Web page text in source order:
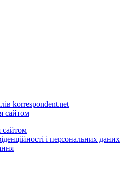
korrespondent.net
сайтом
сайтом
і персональних даних